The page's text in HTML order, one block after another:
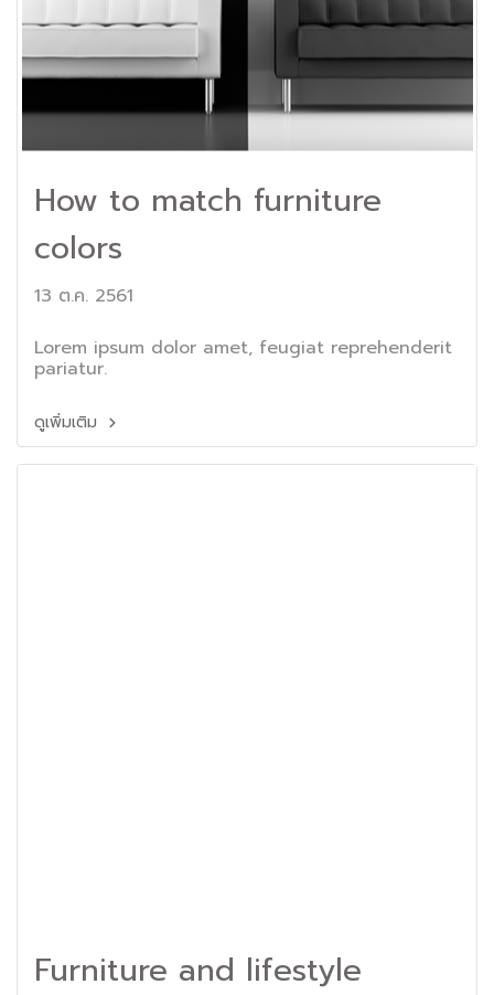
How to match furniture
colors
13 ต.ค. 2561
Lorem ipsum dolor amet, feugiat reprehenderit
pariatur.
ดูเพิ่มเติม
Furniture and lifestyle